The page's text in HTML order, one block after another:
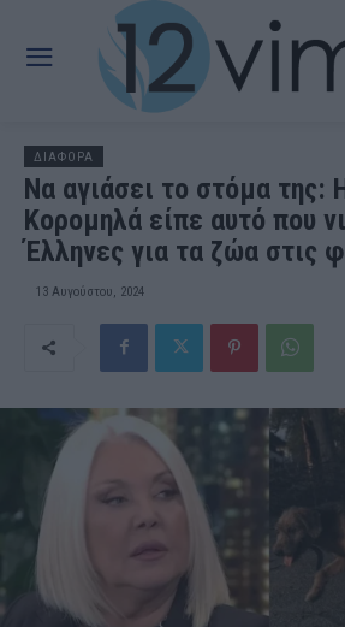
ΔΙΑΦΟΡΑ
Να αγιάσει το στόμα της:
Κορομηλά είπε αυτό που
Έλληνες για τα ζώα στις
13 Αυγούστου, 2024